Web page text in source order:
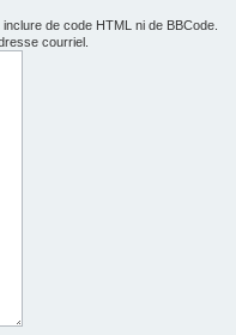
de code HTML ni de BBCode.
courriel.